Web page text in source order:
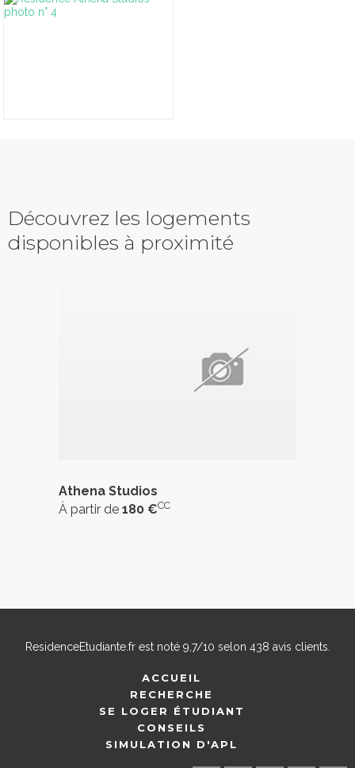
Découvrez les logements
disponibles à proximité
Athena Studios
À partir de 180 €CC
ResidenceEtudiante.frest noté 9,7/10 selon 438 avis clients.
ACCUEIL
RECHERCHE
SE LOGER ÉTUDIANT
CONSEILS
SIMULATION D'APL